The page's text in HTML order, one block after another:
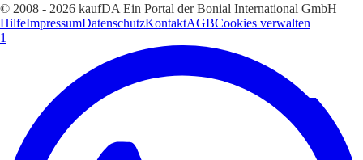
© 2008 - 2026 kaufDA Ein Portal der Bonial International GmbH
HilfeImpressumDatenschutzKontaktAGBCookies verwalten
1